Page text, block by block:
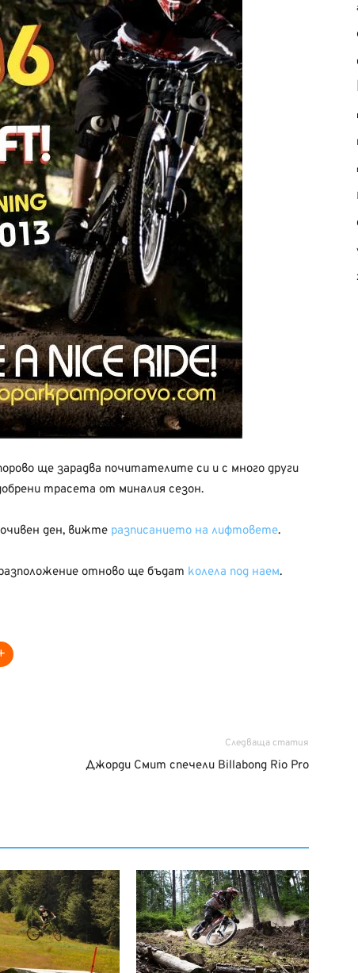
ще зарадва почитателите си и с много други
трасета от миналия сезон.
ден, вижте разписанието на лифтовете.
отново ще бъдат колела под наем.
Следваща статия
Джорди Смит спечели Billabong Rio Pro